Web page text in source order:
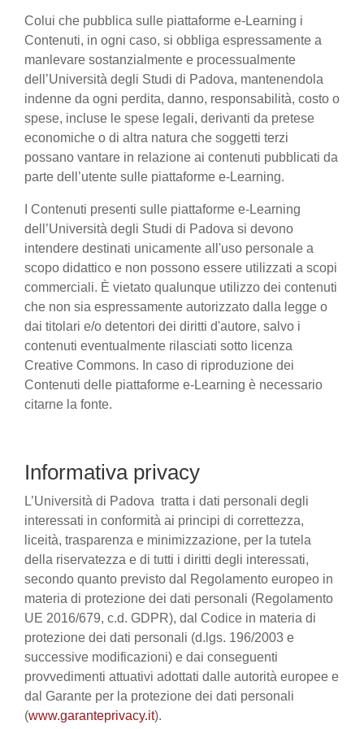
Colui che pubblica sulle piattaforme e-Learning i
Contenuti, in ogni caso, si obbliga espressamente a
manlevare sostanzialmente e processualmente
dell’Università degli Studi di Padova, mantenendola
indenne da ogni perdita, danno, responsabilità, costo o
spese, incluse le spese legali, derivanti da pretese
economiche o di altra natura che soggetti terzi
possano vantare in relazione ai contenuti pubblicati da
parte dell’utente sulle piattaforme e-Learning.
I Contenuti presenti sulle piattaforme e-Learning
dell’Università degli Studi di Padova si devono
intendere destinati unicamente all'uso personale a
scopo didattico e non possono essere utilizzati a scopi
commerciali. È vietato qualunque utilizzo dei contenuti
che non sia espressamente autorizzato dalla legge o
dai titolari e/o detentori dei diritti d'autore, salvo i
contenuti eventualmente rilasciati sotto licenza
Creative Commons. In caso di riproduzione dei
Contenuti delle piattaforme e-Learning è necessario
citarne la fonte.
Informativa privacy
L’Università di Padova tratta i dati personali degli
interessati in conformità ai principi di correttezza,
liceità, trasparenza e minimizzazione, per la tutela
della riservatezza e di tutti i diritti degli interessati,
secondo quanto previsto dal Regolamento europeo in
materia di protezione dei dati personali (Regolamento
UE 2016/679, c.d. GDPR), dal Codice in materia di
protezione dei dati personali (d.lgs. 196/2003 e
successive modificazioni) e dai conseguenti
provvedimenti attuativi adottati dalle autorità europee e
dal Garante per la protezione dei dati personali
(www.garanteprivacy.it).